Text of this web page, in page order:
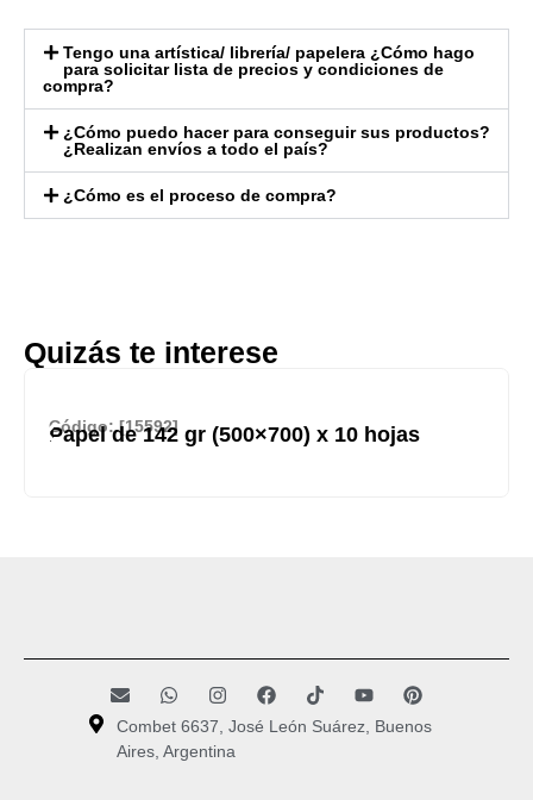
Tengo una artística/ librería/ papelera ¿Cómo hago
para solicitar lista de precios y condiciones de
compra?
¿Cómo puedo hacer para conseguir sus productos?
¿Realizan envíos a todo el país?
¿Cómo es el proceso de compra?
Quizás te interese
Código: [15592]
Papel de 142 gr (500×700) x 10 hojas
Combet 6637, José León Suárez, Buenos
Aires, Argentina